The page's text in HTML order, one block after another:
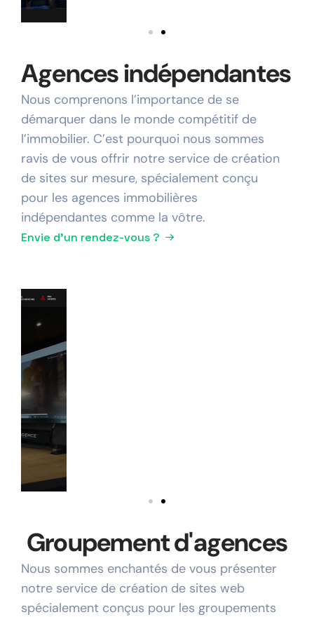
Agences indépendantes
Nous comprenons l’importance de se
démarquer dans le monde compétitif de
l’immobilier. C’est pourquoi nous sommes
ravis de vous offrir notre service de création
de sites sur mesure, spécialement conçu
pour les agences immobilières
indépendantes comme la vôtre.
Envie d'un rendez-vous ?
Groupement d'agences
Nous sommes enchantés de vous présenter
notre service de création de sites web
spécialement conçus pour les groupements